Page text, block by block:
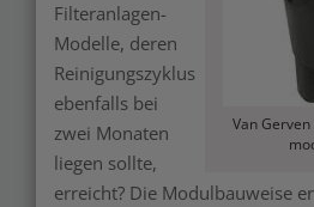
Van
Filteranlagen-
Modelle, deren
Reinigungszyklus
ebenfalls bei
zwei Monaten
liegen sollte,
erreicht? Die Modulbauweise